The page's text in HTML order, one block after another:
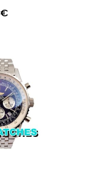
€